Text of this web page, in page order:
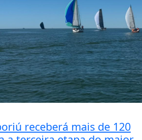
receberá mais de 120